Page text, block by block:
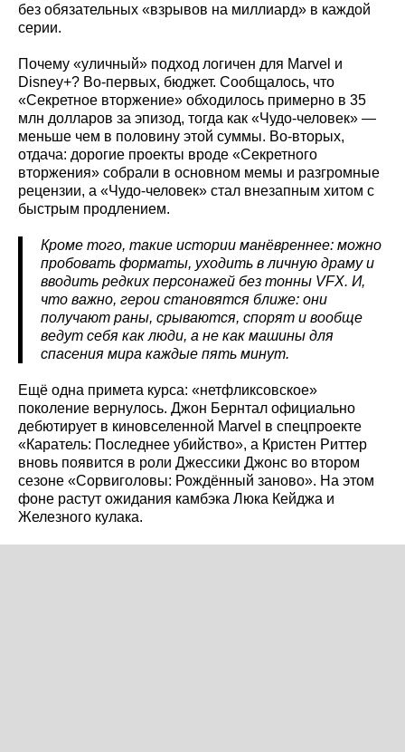
без обязательных «взрывов на миллиард» в каждой
серии.
Почему «уличный» подход логичен для Marvel и
Disney+? Во‑первых, бюджет. Сообщалось, что
«Секретное вторжение» обходилось примерно в 35
млн долларов за эпизод, тогда как «Чудо‑человек» —
меньше чем в половину этой суммы. Во‑вторых,
отдача: дорогие проекты вроде «Секретного
вторжения» собрали в основном мемы и разгромные
рецензии, а «Чудо‑человек» стал внезапным хитом с
быстрым продлением.
Кроме того, такие истории манёвреннее: можно
пробовать форматы, уходить в личную драму и
вводить редких персонажей без тонны VFX. И,
что важно, герои становятся ближе: они
получают раны, срываются, спорят и вообще
ведут себя как люди, а не как машины для
спасения мира каждые пять минут.
Ещё одна примета курса: «нетфликсовское»
поколение вернулось. Джон Бернтал официально
дебютирует в киновселенной Marvel в спецпроекте
«Каратель: Последнее убийство», а Кристен Риттер
вновь появится в роли Джессики Джонс во втором
сезоне «Сорвиголовы: Рождённый заново». На этом
фоне растут ожидания камбэка Люка Кейджа и
Железного кулака.